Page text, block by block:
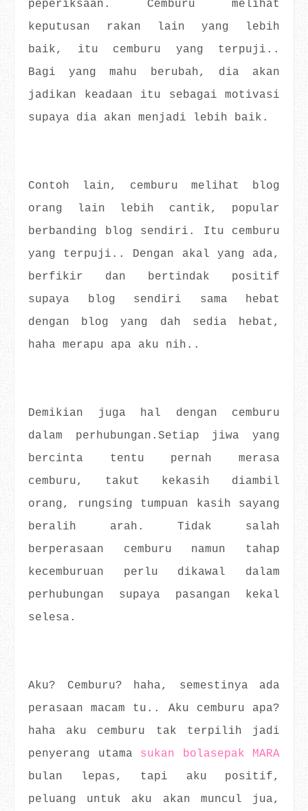
peperiksaan. Cemburu melihat
keputusan rakan lain yang lebih
baik, itu cemburu yang terpuji..
Bagi yang mahu berubah, dia akan
jadikan keadaan itu sebagai motivasi
supaya dia akan menjadi lebih baik.
Contoh lain, cemburu melihat blog
orang lain lebih cantik, popular
berbanding blog sendiri. Itu cemburu
yang terpuji.. Dengan akal yang ada,
berfikir dan bertindak positif
supaya blog sendiri sama hebat
dengan blog yang dah sedia hebat,
haha merapu apa aku nih..
Demikian juga hal dengan cemburu
dalam perhubungan.Setiap jiwa yang
bercinta tentu pernah merasa
cemburu, takut kekasih diambil
orang, rungsing tumpuan kasih sayang
beralih arah. Tidak salah
berperasaan cemburu namun tahap
kecemburuan perlu dikawal dalam
perhubungan supaya pasangan kekal
selesa.
Aku? Cemburu? haha, semestinya ada
perasaan macam tu.. Aku cemburu apa?
haha aku cemburu tak terpilih jadi
penyerang utama sukan bolasepak MARA
bulan lepas, tapi aku positif,
peluang untuk aku akan muncul jua,